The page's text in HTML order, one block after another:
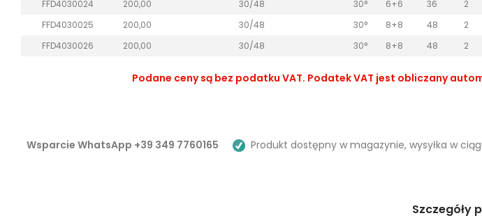
FFD4030024
200,00 30/48 30° 6+6 36 2
FFD4030025
200,00 30/48 30° 8+8 48 2
FFD4030026
200,00 30/48 30° 8+8 48 2
Podane ceny są bez podatku VAT. Podatek VAT jest obliczany
Wsparcie WhatsApp +39 349 7760165 Produkt dostępny w magazynie, wysyłka w
Szczegóły